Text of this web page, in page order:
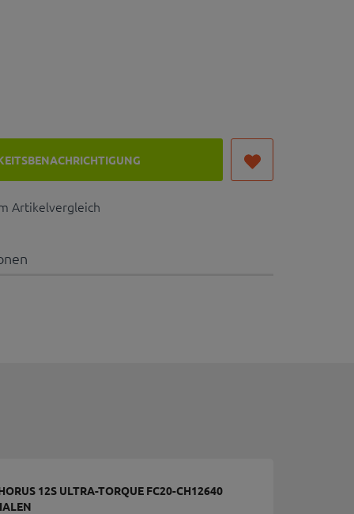
Artikelvergleich
12S ULTRA-TORQUE FC20-CH12640